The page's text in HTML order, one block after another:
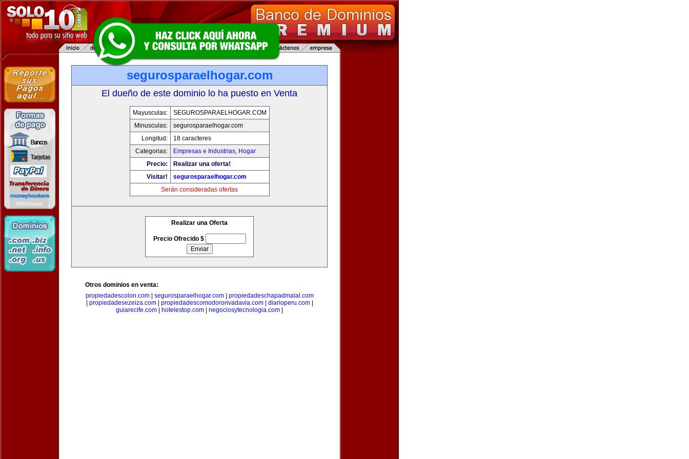
segurosparaelhogar.com
El dueño de este dominio lo ha puesto en Venta
Mayusculas:
SEGUROSPARAELHOGAR.COM
Minusculas:
segurosparaelhogar.com
Longitud:
18 caracteres
Categorias:
Empresas e Industrias, Hogar
Precio:
Realizar una oferta!
Visitar!
segurosparaelhogar.com
Serán consideradas ofertas
Realizar una Oferta
Precio Ofrecido $
Otros dominios en venta:
propiedadescolon.com| segurosparaelhogar.com| propiedadeschapadmalal.com
propiedadesezeiza.com| propiedadescomodororivadavia.com| diarioperu.com|
guiarecife.com
hotelestop.com negociosytecnologia.com